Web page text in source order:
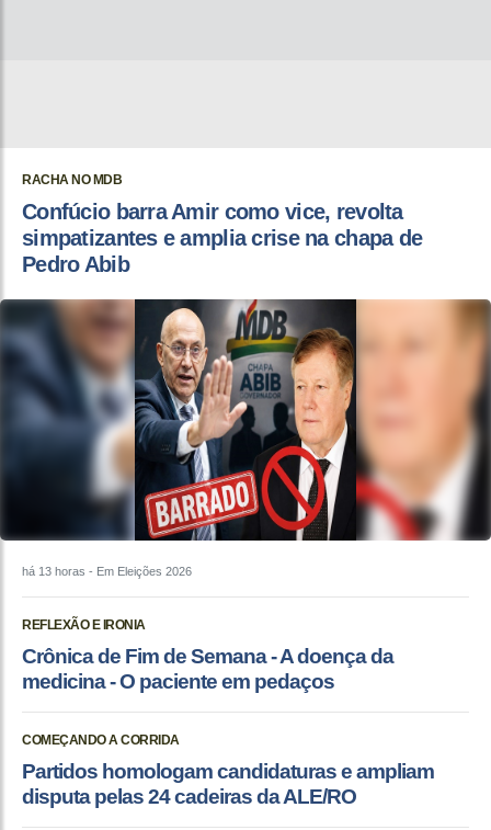
RACHA NO MDB
Confúcio barra Amir como vice, revolta
simpatizantes e amplia crise na chapa de
Pedro Abib
há 13 horas - Em Eleições 2026
REFLEXÃO E IRONIA
Crônica de Fim de Semana - A doença da
medicina - O paciente em pedaços
COMEÇANDO A CORRIDA
Partidos homologam candidaturas e ampliam
disputa pelas 24 cadeiras da ALE/RO